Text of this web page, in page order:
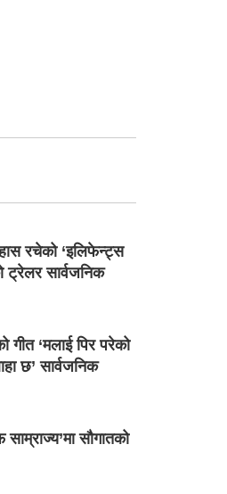
रचेको ‘इलिफेन्ट्स
ट्रेलर सार्वजनिक
गीत ‘मलाई पिर परेको
छ’ सार्वजनिक
सौगातको